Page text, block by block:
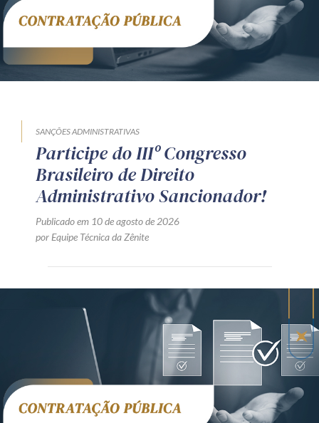
SANÇÕES ADMINISTRATIVAS
Participe do IIIº Congresso
Brasileiro de Direito
Administrativo Sancionador!
Publicado em 10 de agosto de 2026
por Equipe Técnica da Zênite